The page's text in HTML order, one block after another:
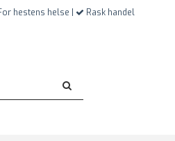
hestens helse | Rask handel